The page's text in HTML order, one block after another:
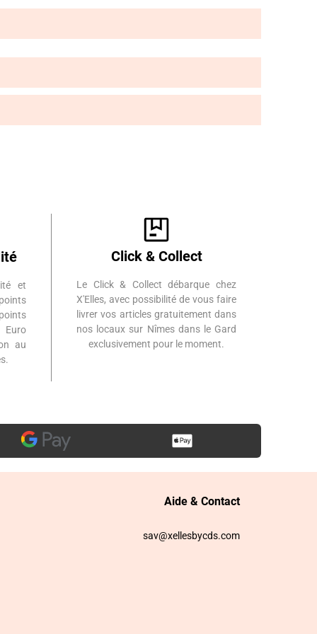
et
Euro
au
Click & Collect
Le Click & Collect débarque chez
X'Elles, avec possibilité de vous faire
livrer vos articles gratuitement dans
nos locaux sur Nîmes dans le Gard
exclusivement pour le moment.
Aide & Contact
sav@xellesbycds.com